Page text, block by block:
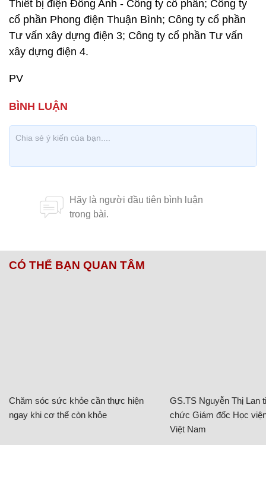
Thiết bị điện Đông Anh - Công ty cổ phần; Công ty
cổ phần Phong điện Thuận Bình; Công ty cổ phần
Tư vấn xây dựng điện 3; Công ty cổ phần Tư vấn
xây dựng điện 4.
PV
CÓ THỂ BẠN QUAN TÂM
Chăm sóc sức khỏe cần thực hiện
ngay khi cơ thể còn khỏe
GS.TS Nguyễn Thị Lan
chức Giám đốc Học
Việt Nam